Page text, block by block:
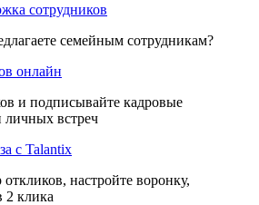
сотрудников
семейным сотрудникам?
онлайн
и подписывайте кадровые
личных встреч
с Talantix
настройте воронку,
2 клика